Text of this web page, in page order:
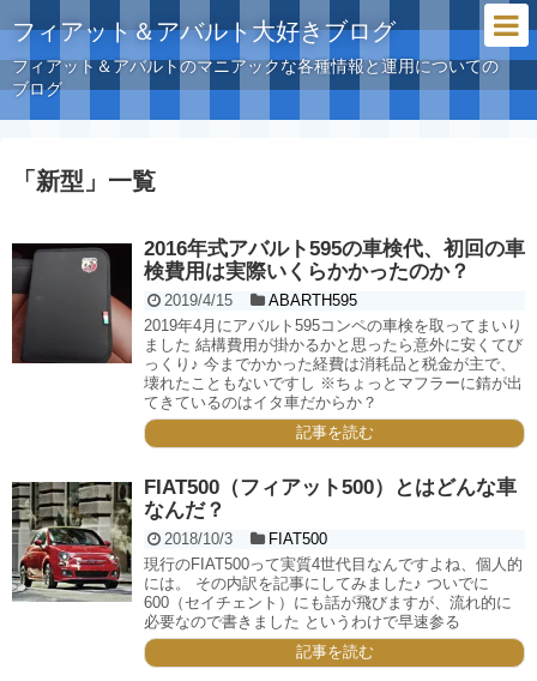
フィアット＆アバルト大好きブログ
フィアット＆アバルトのマニアックな各種情報と運用についての
ブログ
「 新型 」 一覧
2016年式アバルト595の車検代、初回の車
検費用は実際いくらかかったのか？
2019/4/15
ABARTH595
2019年4月にアバルト595コンペの車検を取ってまいり
ました 結構費用が掛かるかと思ったら意外に安くてび
っくり♪ 今までかかった経費は消耗品と税金が主で、
壊れたこともないですし ※ちょっとマフラーに錆が出
てきているのはイタ車だからか？
記事を読む
FIAT500（フィアット500）とはどんな車
なんだ？
2018/10/3
FIAT500
現行のFIAT500って実質4世代目なんですよね、個人的
には。 その内訳を記事にしてみました♪ ついでに
600（セイチェント）にも話が飛びますが、流れ的に
必要なので書きました というわけで早速参る
記事を読む